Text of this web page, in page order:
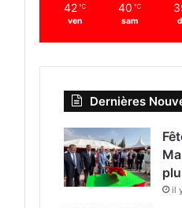
42 ℃
ven
40 ℃
sam
Dernières
il